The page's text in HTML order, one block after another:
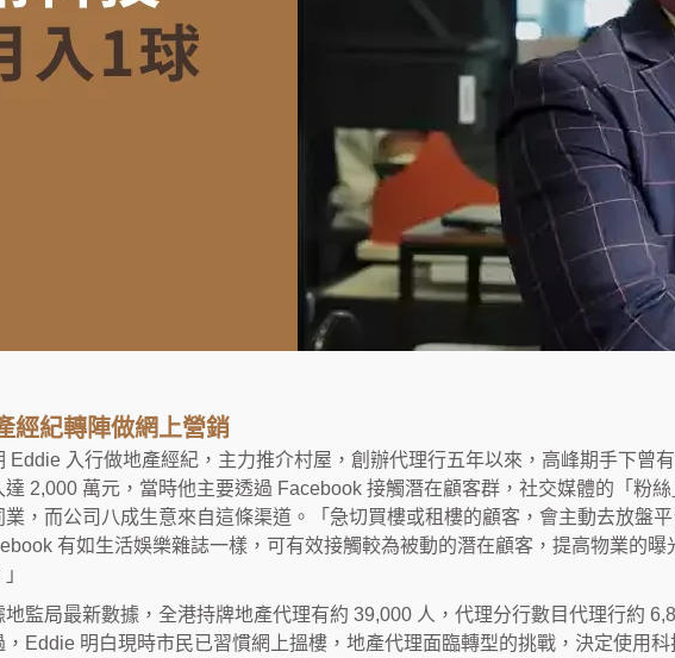
經紀轉陣做網上營銷
Eddie 入行做地產經紀，主力推介村屋，創辦代理行五年以來，高峰期手下曾
達 2,000 萬元，當時他主要透過 Facebook 接觸潛在顧客群，社交媒體的「粉
業，而公司八成生意來自這條渠道。「急切買樓或租樓的顧客，會主動去放盤
有如生活娛樂雜誌一樣，可有效接觸較為被動的潛在顧客，提高物業的曝
地監局最新數據，全港持牌地產代理有約 39,000 人，代理分行數目代理行約
，Eddie 明白現時市民已習慣網上搵樓，地產代理面臨轉型的挑戰，決定使用